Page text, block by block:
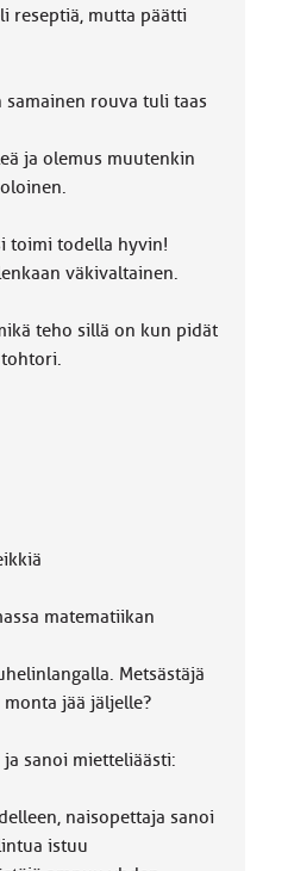
reseptiä, mutta päätti
rouva tuli taas
ja olemus muutenkin
toimi todella hyvin!
väkivaltainen.
teho sillä on kun pidät
matematiikan
Metsästäjä
jää jäljelle?
sanoi mietteliäästi:
naisopettaja sanoi
istuu